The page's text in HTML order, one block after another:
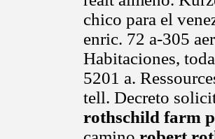
chico para el
enric. 72 a-305
Habitaciones,
5201 a.
tell. Decreto
rothschild farm